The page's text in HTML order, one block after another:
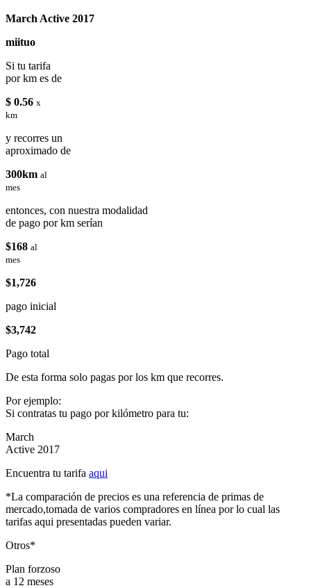
March Active 2017
miituo
Si tu tarifa
por km es de
$ 0.56 x
km
y recorres un
aproximado de
300km al
mes
entonces, con nuestra modalidad
de pago por km serían
$168 al
mes
$1,726
pago inicial
$3,742
Pago total
De esta forma solo pagas por los km que recorres.
Por ejemplo:
Si contratas tu pago por kilómetro para tu:
March
Active 2017
Encuentra tu tarifa aqui
*La comparación de precios es una referencia de primas de
mercado,tomada de varios compradores en línea por lo cual las
tarifas aqui presentadas pueden variar.
Otros*
Plan forzoso
a 12 meses